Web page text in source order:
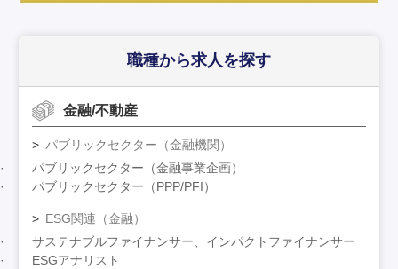
職種から求人を探す
金融/不動産
パブリックセクター（金融機関）
パブリックセクター（金融事業企画）
パブリックセクター（PPP/PFI）
ESG関連（金融）
サステナブルファイナンサー、インパクトファイナンサー
ESGアナリスト